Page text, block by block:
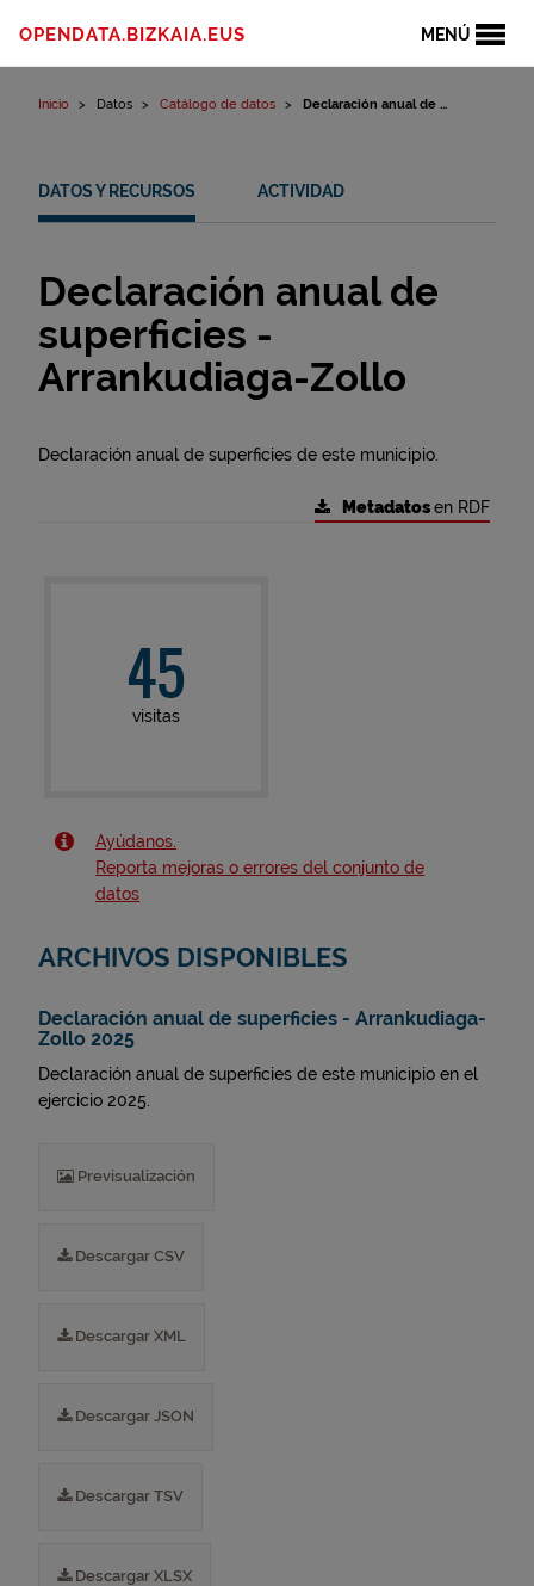
MENÚ
OPENDATA.BIZKAIA.EUS
Inicio Datos Catálogo de datos Declaración anual de ...
DATOS Y RECURSOS ACTIVIDAD
Declaración anual de
superficies -
Arrankudiaga-Zollo
Declaración anual de superficies de este municipio.
Metadatosen RDF
45
visitas
Ayúdanos.
Reporta mejoras o errores del conjunto de
datos
ARCHIVOS DISPONIBLES
Declaración anual de superficies - Arrankudiaga-
Zollo 2025
Declaración anual de superficies de este municipio en el
ejercicio 2025.
Previsualización
Descargar CSV
Descargar XML
Descargar JSON
Descargar TSV
Descargar XLSX